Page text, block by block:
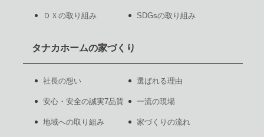
ＤＸの取り組み SDGsの取り組み
タナカホームの家づくり
社長の想い 選ばれる理由
安心・安全の誠実7品質 一流の現場
地域への取り組み 家づくりの流れ